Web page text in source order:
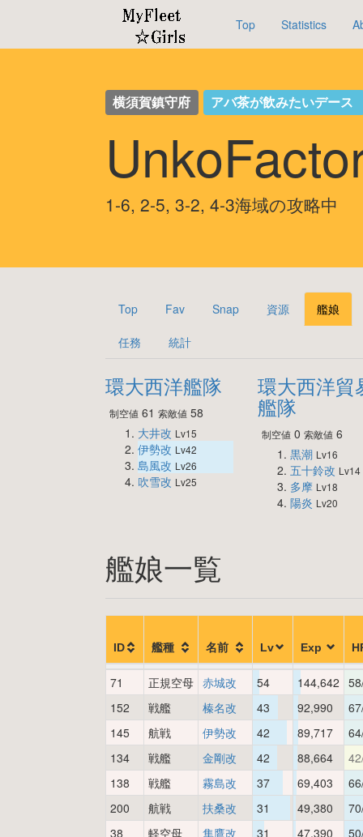
Top Statistics
横須賀鎮守府 アバ茶が飲みたいデース
1-6, 2-5, 3-2, 4-3海域の攻略中
Top Fav Snap 資源 艦娘
任務 統計
環大西洋艦隊
制空値 61 索敵値 58
大井改 Lv15
伊勢改 Lv42
島風改 Lv26
吹雪改 Lv25
環大西洋貿
艦隊
制空値0 索敵値6
黒潮 Lv16
五十鈴改 Lv14
多摩 Lv18
陽炎 Lv20
艦娘一覧
ID 艦種 名前 Lv Exp
71 正規空母 赤城改 54 144,642
152
戦艦 榛名改 43 92,990
145
航戦 伊勢改 42 89,717
134
戦艦 金剛改 42 88,664
138
戦艦 霧島改 37 69,403
200
航戦 扶桑改 31 49,380
38
軽空母 隼鷹改 31 47,390